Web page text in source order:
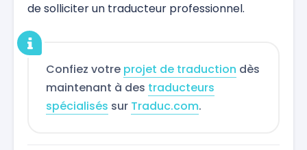
de solliciter un traducteur professionnel.
Confiez votre projet de traduction dès
maintenant à des traducteurs
spécialisés sur Traduc.com.